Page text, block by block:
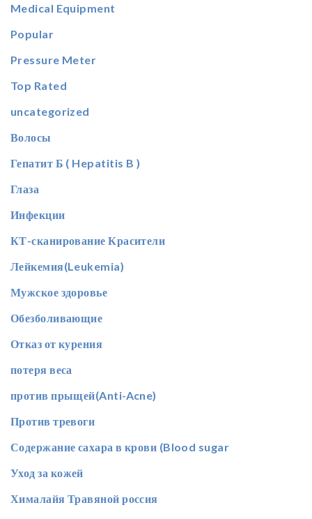
Medical Equipment
Popular
Pressure Meter
Top Rated
uncategorized
Волосы
Гепатит Б ( Hepatitis B )
Глаза
Инфекции
КТ-сканирование Красители
Лейкемия(Leukemia)
Мужское здоровье
Обезболивающие
Отказ от курения
потеря веса
против прыщей(Anti-Acne)
Против тревоги
Содержание сахара в крови (Blood sugar
Уход за кожей
Хималайя Травяной россия